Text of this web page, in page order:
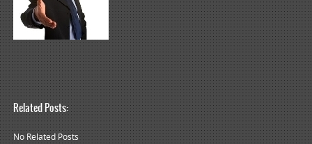
Related Posts:
No Related Posts